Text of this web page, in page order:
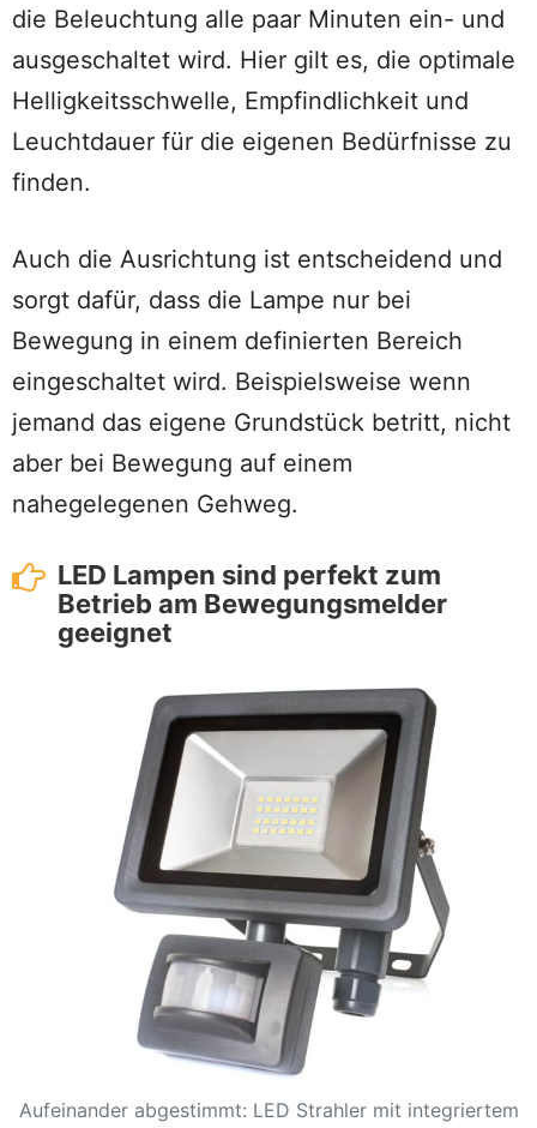
die Beleuchtung alle paar Minuten ein- und
ausgeschaltet wird. Hier gilt es, die optimale
Helligkeitsschwelle, Empfindlichkeit und
Leuchtdauer für die eigenen Bedürfnisse zu
finden.
Auch die Ausrichtung ist entscheidend und
sorgt dafür, dass die Lampe nur bei
Bewegung in einem definierten Bereich
eingeschaltet wird. Beispielsweise wenn
jemand das eigene Grundstück betritt, nicht
aber bei Bewegung auf einem
nahegelegenen Gehweg.
LED Lampen sind perfekt zum
Betrieb am Bewegungsmelder
geeignet
Aufeinander abgestimmt: LED Strahler mit integriertem